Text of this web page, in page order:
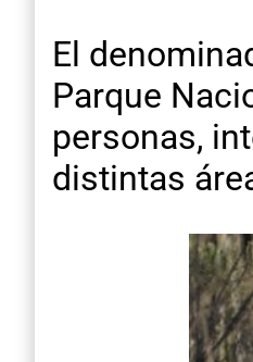
El
Parque
personas,
distintas